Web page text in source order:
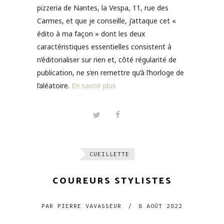
pizzeria de Nantes, la Vespa, 11, rue des
Carmes, et que je conseille, j’attaque cet «
édito à ma façon » dont les deux
caractéristiques essentielles consistent à
n’éditorialiser sur rien et, côté régularité de
publication, ne s’en remettre qu’à l’horloge de
l’aléatoire. En savoir plus
CUEILLETTE
COUREURS STYLISTES
PAR PIERRE VAVASSEUR / 8 AOÛT 2022